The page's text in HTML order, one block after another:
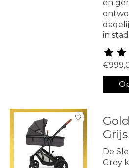
en
in
De
Grijs
De
Grey